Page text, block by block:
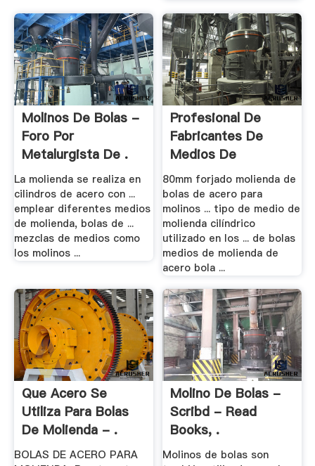
Molinos De Bolas -
Foro Por
Metalurgista De .
La molienda se realiza en
cilindros de acero con ...
emplear diferentes medios
de molienda, bolas de ...
mezclas de medios como
los molinos ...
Profesional De
Fabricantes De
Medios De
Molienda .
80mm forjado molienda de
bolas de acero para
molinos ... tipo de medio de
molienda cilíndrico
utilizado en los ... de bolas
medios de molienda de
acero bola ...
Que Acero Se
Utiliza Para Bolas
De Molienda - .
BOLAS DE ACERO PARA
Molino De Bolas -
Scribd - Read
Books, .
Molinos de bolas son